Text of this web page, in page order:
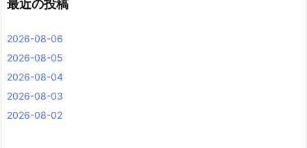
最近の投稿
2026-08-06
2026-08-05
2026-08-04
2026-08-03
2026-08-02